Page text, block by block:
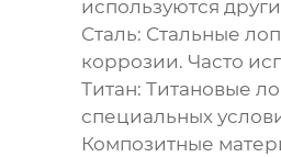
используются
Сталь: Стальные
коррозии. Часто
Титан: Титановые
специальных
Композитные